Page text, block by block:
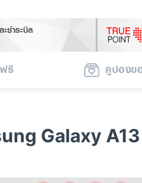
ชำระบิล
ฟรี คูปองข
Galaxy